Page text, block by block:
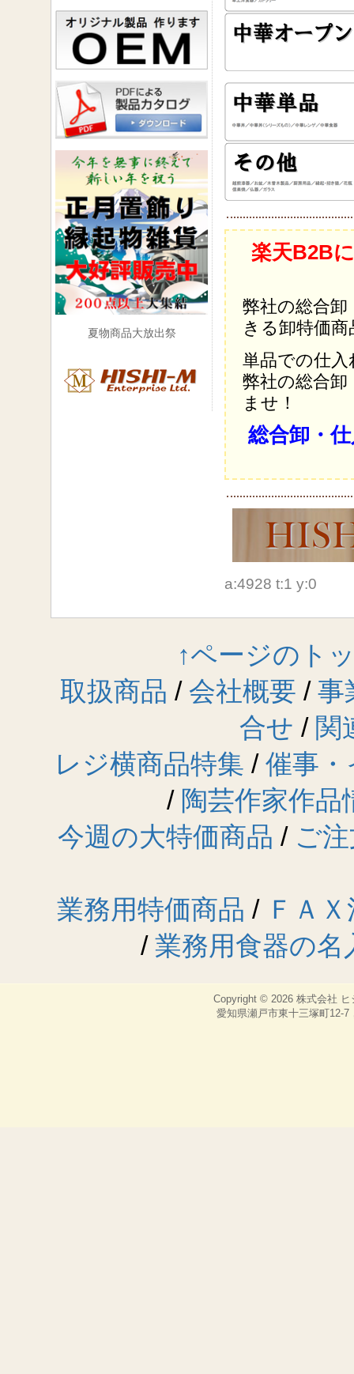
楽天B2B
弊社の総合
きる卸特価
単品での仕
弊社の総合
ませ！
総合卸・
a:4928 t:1 y:0
夏物商品大放出祭
↑ページのト
取扱商品 / 会社概要 / 事
合せ / 関
レジ横商品特集 / 催事
/ 陶芸作家作品
今週の大特価商品 / ご
業務用特価商品 / ＦＡ
/ 業務用食器の名
Copyright © 2026 株式会社 ヒ
愛知県瀬戸市東十三塚町12-7